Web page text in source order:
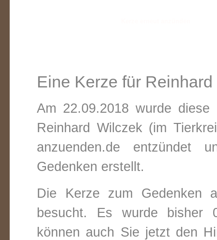
Eine Kerze für
Am 22.09.2018 wurde
Reinhard Wilczek (im
anzuenden.de entzündet
Gedenken erstellt.
Die Kerze zum Gedenken
besucht. Es wurde bisher
können auch Sie jetzt den